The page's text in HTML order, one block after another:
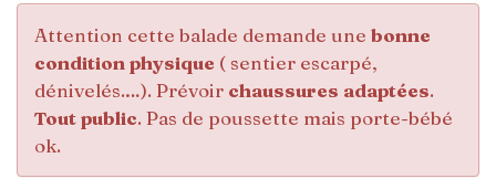
Attention cette balade demande une bonne
condition physique ( sentier escarpé,
dénivelés.…). Prévoir chaussures adaptées.
Tout public. Pas de poussette mais porte-bébé
ok.